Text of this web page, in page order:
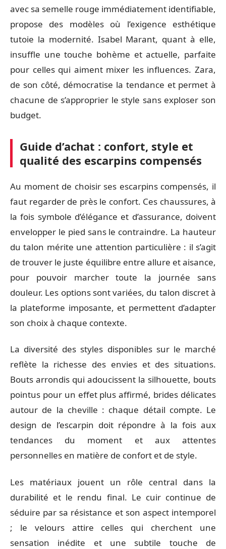
avec sa semelle rouge immédiatement identifiable,
propose des modèles où l’exigence esthétique
tutoie la modernité. Isabel Marant, quant à elle,
insuffle une touche bohème et actuelle, parfaite
pour celles qui aiment mixer les influences. Zara,
de son côté, démocratise la tendance et permet à
chacune de s’approprier le style sans exploser son
budget.
Guide d’achat : confort, style et
qualité des escarpins compensés
Au moment de choisir ses escarpins compensés, il
faut regarder de près le confort. Ces chaussures, à
la fois symbole d’élégance et d’assurance, doivent
envelopper le pied sans le contraindre. La hauteur
du talon mérite une attention particulière : il s’agit
de trouver le juste équilibre entre allure et aisance,
pour pouvoir marcher toute la journée sans
douleur. Les options sont variées, du talon discret à
la plateforme imposante, et permettent d’adapter
son choix à chaque contexte.
La diversité des styles disponibles sur le marché
reflète la richesse des envies et des situations.
Bouts arrondis qui adoucissent la silhouette, bouts
pointus pour un effet plus affirmé, brides délicates
autour de la cheville : chaque détail compte. Le
design de l’escarpin doit répondre à la fois aux
tendances du moment et aux attentes
personnelles en matière de confort et de style.
Les matériaux jouent un rôle central dans la
durabilité et le rendu final. Le cuir continue de
séduire par sa résistance et son aspect intemporel
; le velours attire celles qui cherchent une
sensation inédite et une subtile touche de